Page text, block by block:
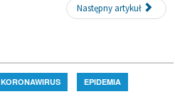
Następny artykuł
KORONAWIRUS EPIDEMIA